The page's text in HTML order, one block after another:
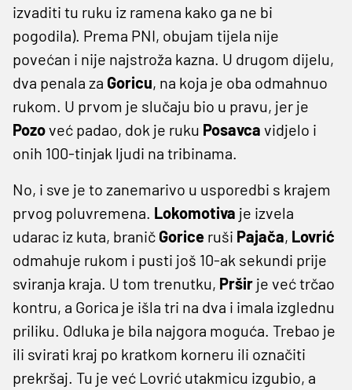
izvaditi tu ruku iz ramena kako ga ne bi
pogodila). Prema PNI, obujam tijela nije
povećan i nije najstroža kazna. U drugom dijelu,
dva penala za Goricu, na koja je oba odmahnuo
rukom. U prvom je slučaju bio u pravu, jer je
Pozoveć padao, dok je ruku Posavca vidjelo i
onih 100-tinjak ljudi na tribinama.
No, i sve je to zanemarivo u usporedbi s krajem
prvog poluvremena. Lokomotiva je izvela
udarac iz kuta, branič Gorice ruši Pajača, Lovrić
odmahuje rukom i pusti još 10-ak sekundi prije
sviranja kraja. U tom trenutku, Pršir je već trčao
kontru, a Gorica je išla tri na dva i imala izglednu
priliku. Odluka je bila najgora moguća. Trebao je
ili svirati kraj po kratkom korneru ili označiti
prekršaj. Tu je već Lovrić utakmicu izgubio, a